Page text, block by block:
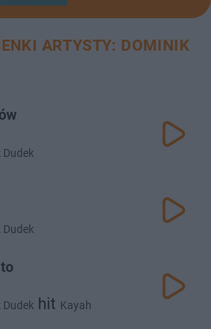
ARTYSTY: DOMINIK
Dudek
Dudek
Dudek hit Kayah